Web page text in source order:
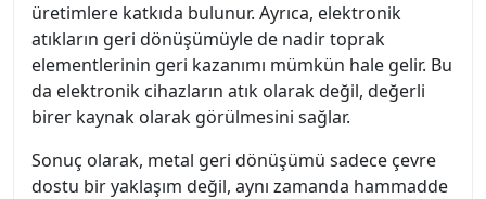
üretimlere katkıda bulunur. Ayrıca, elektronik
atıkların geri dönüşümüyle de nadir toprak
elementlerinin geri kazanımı mümkün hale gelir. Bu
da elektronik cihazların atık olarak değil, değerli
birer kaynak olarak görülmesini sağlar.
Sonuç olarak, metal geri dönüşümü sadece çevre
dostu bir yaklaşım değil, aynı zamanda hammadde